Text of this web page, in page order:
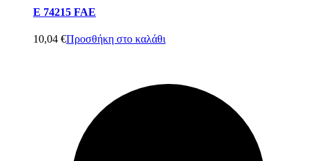
E 74215 FAE
10,04 €Προσθήκη στο καλάθι